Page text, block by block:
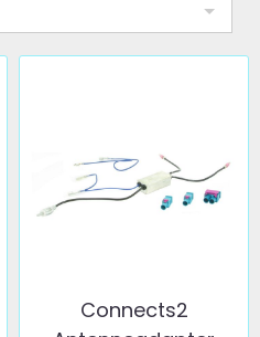
Connects2